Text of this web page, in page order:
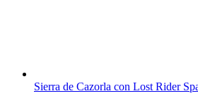
Sierra de Cazorla con Lost Rider